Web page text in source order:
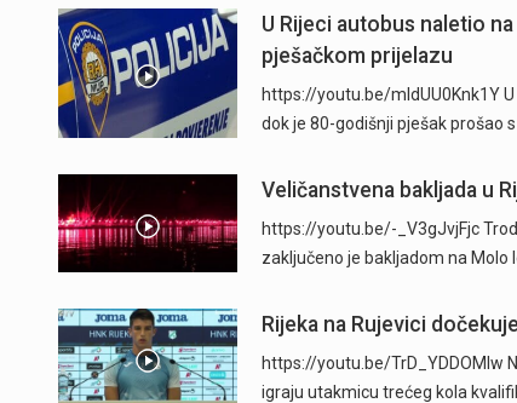
U Rijeci autobus naletio
pješačkom prijelazu
https://youtu.be/mldUU0Knk1Y
dok je 80-godišnji pješak prošao
Veličanstvena bakljada u
https://youtu.be/-_V3gJvjFjc
zaključeno je bakljadom na Molo
Rijeka na Rujevici
https://youtu.be/TrD_YDDOMIw
igraju utakmicu trećeg kola